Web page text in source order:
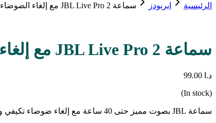
الرئيسية ايربودز سماعة JBL Live Pro 2 مع إلغاء الضوضاء
سماعة JBL Live Pro 2 مع إلغاء الضوضاء
د.ا
(In stock)
سماعة JBL بصوت مميز حتى 40 ساعة مع إلغاء ضوضاء تكيفي و6 ميكروفونات وشحن لاسلكي Qi. ضمان سنة.